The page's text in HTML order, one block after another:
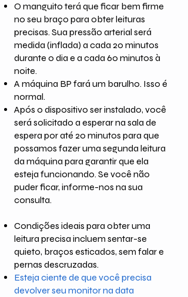
O manguito terá que ficar bem firme
no seu braço para obter leituras
precisas. Sua pressão arterial será
medida (inflada) a cada 20 minutos
durante o dia e a cada 60 minutos à
noite.
A máquina BP fará um barulho. Isso é
normal.
Após o dispositivo ser instalado, você
será solicitado a esperar na sala de
espera por até 20 minutos para que
possamos fazer uma segunda leitura
da máquina para garantir que ela
esteja funcionando. Se você não
puder ficar, informe-nos na sua
consulta.
Condições ideais para obter uma
leitura precisa incluem sentar-se
quieto, braços esticados, sem falar e
pernas descruzadas.
Esteja ciente de que você precisa
devolver seu monitor na data